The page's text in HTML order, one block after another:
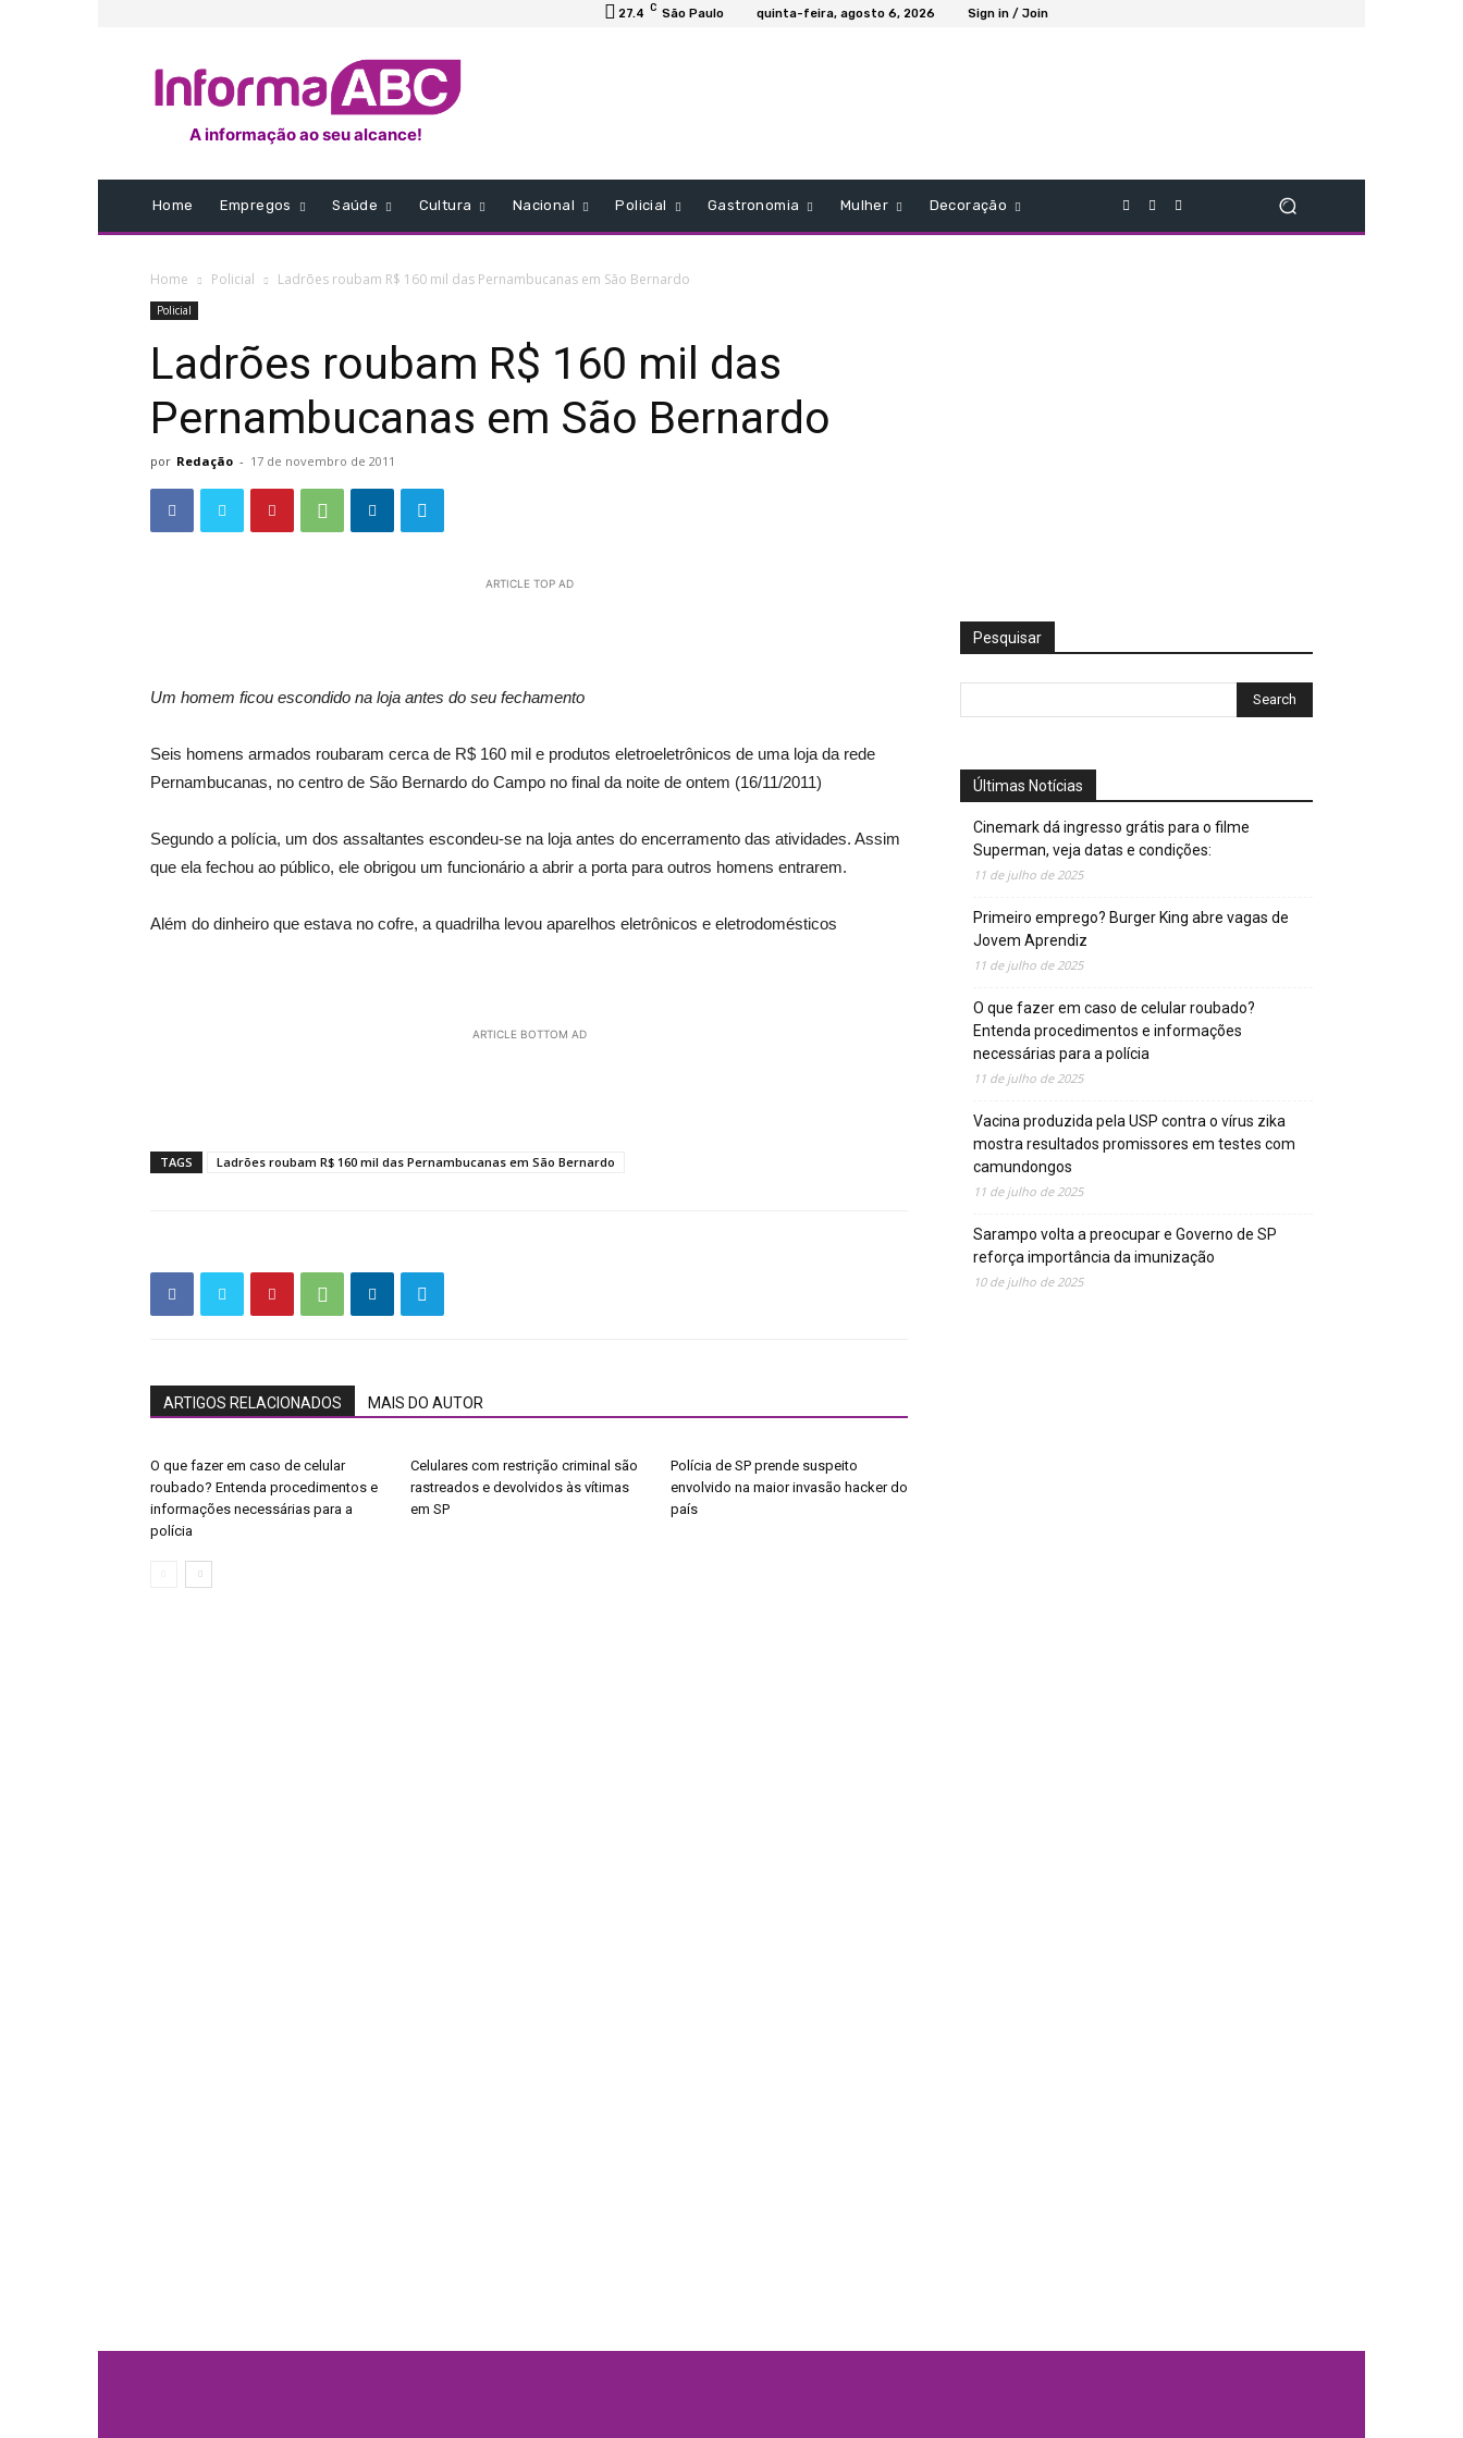
27.4 C São Paulo quinta-feira, agosto 6, 2026 Sign in / Join
A informação ao seu alcance!
Home Empregos Saúde Cultura Nacional Policial Gastronomia Mulher Decoração
Home Policial Ladrões roubam R$ 160 mil das Pernambucanas em São Bernardo
Policial
Ladrões roubam R$ 160 mil das
Pernambucanas em São Bernardo
por Redação - 17 de novembro de 2011
ARTICLE TOP AD
Um homem ficou escondido na loja antes do seu fechamento
Seis homens armados roubaram cerca de R$ 160 mil e produtos eletroeletrônicos de uma loja da rede
Pernambucanas, no centro de São Bernardo do Campo no final da noite de ontem (16/11/2011)
Segundo a polícia, um dos assaltantes escondeu-se na loja antes do encerramento das atividades. Assim
que ela fechou ao público, ele obrigou um funcionário a abrir a porta para outros homens entrarem.
Além do dinheiro que estava no cofre, a quadrilha levou aparelhos eletrônicos e eletrodomésticos
ARTICLE BOTTOM AD
TAGS Ladrões roubam R$ 160 mil das Pernambucanas em São Bernardo
ARTIGOS RELACIONADOS MAIS DO AUTOR
O que fazer em caso de celular
roubado? Entenda procedimentos e
informações necessárias para a
polícia
Celulares com restrição criminal são
rastreados e devolvidos às vítimas
em SP
Polícia de SP prende suspeito
envolvido na maior invasão hacker do
país
Pesquisar
Últimas Notícias
Cinemark dá ingresso grátis para o filme
Superman, veja datas e condições:
11 de julho de 2025
Primeiro emprego? Burger King abre vagas de
Jovem Aprendiz
11 de julho de 2025
O que fazer em caso de celular roubado?
Entenda procedimentos e informações
necessárias para a polícia
11 de julho de 2025
Vacina produzida pela USP contra o vírus zika
mostra resultados promissores em testes com
camundongos
11 de julho de 2025
Sarampo volta a preocupar e Governo de SP
reforça importância da imunização
10 de julho de 2025